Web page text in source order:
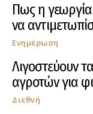
Πως η
να
Ενημέρωση
Λιγοστεύουν
αγροτών για
Διεθνή